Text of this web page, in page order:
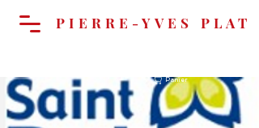
Panier
PIERRE-YVES PLAT